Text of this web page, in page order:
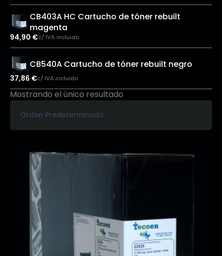
CB403A HC Cartucho de tóner rebuilt
magenta
94,90 €c/ IVA incluido
CB540A Cartucho de tóner rebuilt negro
37,86 €c/ IVA incluido
Mostrando el único resultado